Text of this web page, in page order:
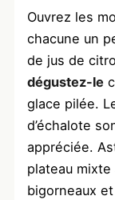
Ouvrez les
chacune un
de jus de
dégustez-le
glace pilée.
d’échalote
appréciée.
plateau
bigorneaux et